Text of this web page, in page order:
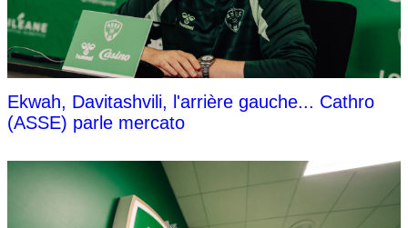
Ekwah, Davitashvili, l'arrière gauche... Cathro
(ASSE) parle mercato